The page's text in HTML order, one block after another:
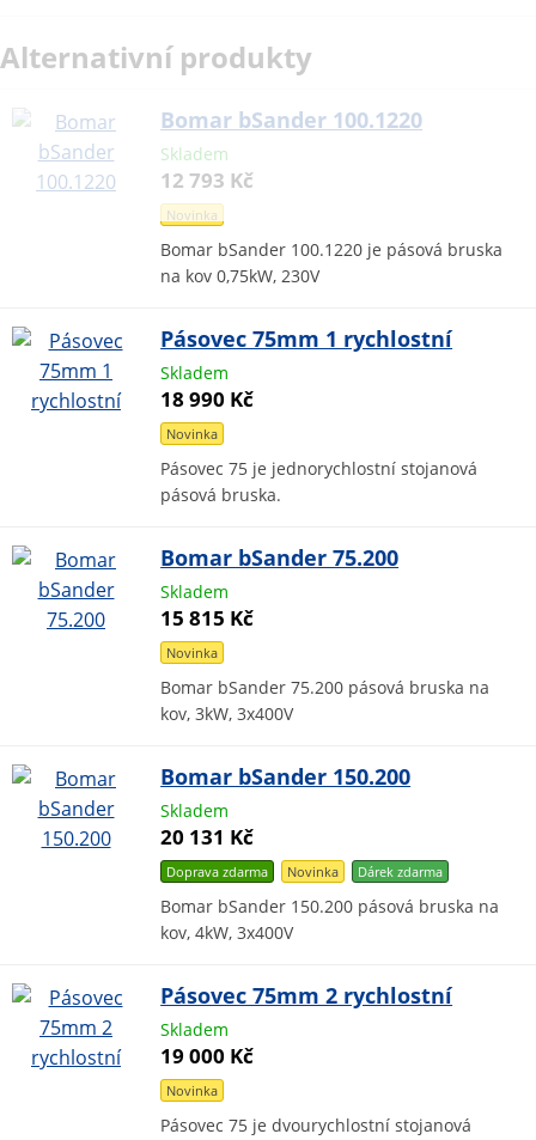
Alternativní produkty
Bomar bSander 100.1220
Skladem
12 793 Kč
Novinka
Bomar bSander 100.1220 je pásová bruska
na kov 0,75kW, 230V
Pásovec 75mm 1 rychlostní
Skladem
18 990 Kč
Novinka
Pásovec 75 je jednorychlostní stojanová
pásová bruska.
Bomar bSander 75.200
Skladem
15 815 Kč
Novinka
Bomar bSander 75.200 pásová bruska na
kov, 3kW, 3x400V
Bomar bSander 150.200
Skladem
20 131 Kč
Doprava zdarma Novinka Dárekzdarma
Bomar bSander 150.200 pásová bruska na
kov, 4kW, 3x400V
Pásovec 75mm 2 rychlostní
Skladem
19 000 Kč
Novinka
Pásovec 75 je dvourychlostní stojanová